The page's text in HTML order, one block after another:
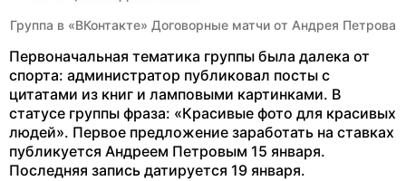
Группа в «ВКонтакте» Договорные матчи от Андрея Петрова
Первоначальная тематика группы была далека от
спорта: администратор публиковал посты с
цитатами из книг и ламповыми картинками. В
статусе группы фраза: «Красивые фото для красивых
людей». Первое предложение заработать на ставках
публикуется Андреем Петровым 15 января.
Последняя запись датируется 19 января.